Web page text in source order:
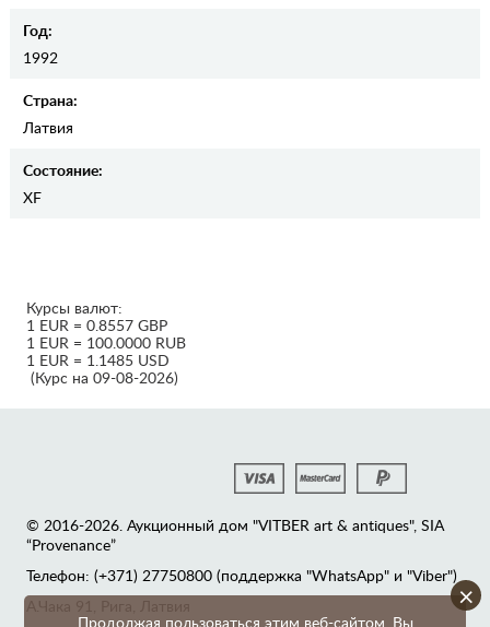
Год:
1992
Cтрана:
Латвия
Состояние:
XF
Продолжая пользоваться этим веб-сайтом, Вы
×
Курсы валют:
1 EUR = 0.8557 GBP
1 EUR = 100.0000 RUB
1 EUR = 1.1485 USD
(Курс на 09-08-2026)
© 2016-2026. Аукционный дом "VITBER art & antiques", SIA
“Provenance”
Телефон: (+371) 27750800 (поддержка "WhatsApp" и "Viber")